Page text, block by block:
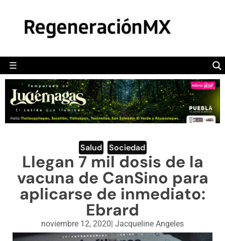
☰
POLÍTICA
CAMALEÓN
OPINIÓN
DEPORTES
ENGLISH SECTION
VIDEOS
Salud Sociedad
Llegan 7 mil dosis de la
vacuna de CanSino para
aplicarse de inmediato:
Ebrard
noviembre 12, 2020| Jacqueline Angeles